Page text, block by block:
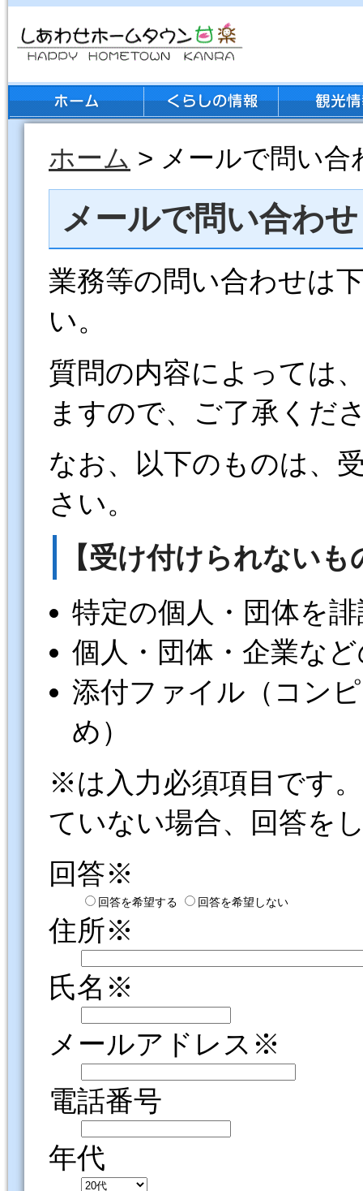
ホーム > メールで問い合
メールで問い合わせ
業務等の問い合わせは
い。
質問の内容によっては
ますので、ご了承くだ
なお、以下のものは、
さい。
【受け付けられないも
特定の個人・団体を
個人・団体・企業な
添付ファイル（コン
め）
※は入力必須項目です
ていない場合、回答を
回答※
回答を希望する 回答を希望しない
住所※
氏名※
メールアドレス※
電話番号
年代